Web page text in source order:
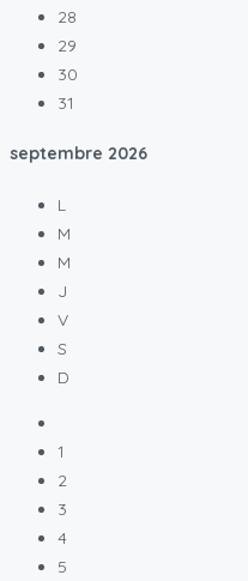
28
29
30
31
septembre 2026
L
M
M
J
V
S
D
1
2
3
4
5